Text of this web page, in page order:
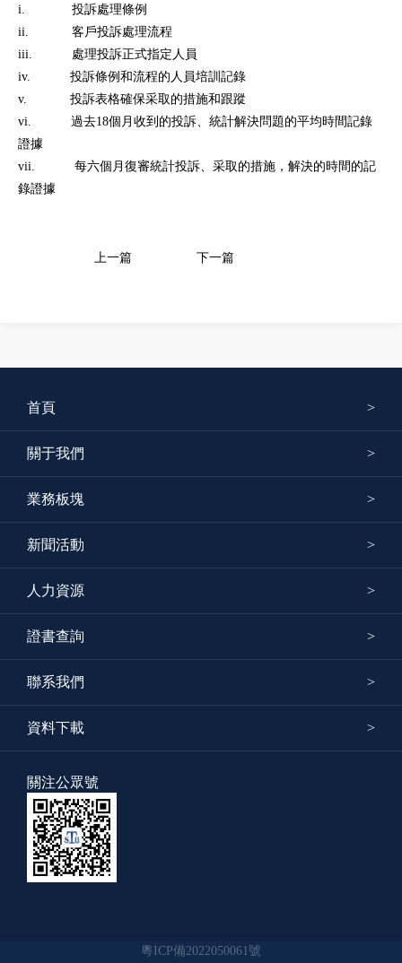
i. 投訴處理條例
ii. 客戶投訴處理流程
iii. 處理投訴正式指定人員
iv. 投訴條例和流程的人員培訓記錄
v. 投訴表格確保采取的措施和跟蹤
vi. 過去18個月收到的投訴、統計解決問題的平均時間記錄
證據
vii. 每六個月復審統計投訴、采取的措施，解決的時間的記
錄證據
上一篇 下一篇
首頁
關于我們
業務板塊
新聞活動
人力資源
證書查詢
聯系我們
資料下載
關注公眾號
粵ICP備2022050061號